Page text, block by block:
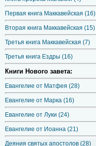
Первая книга Маккавейская (16)
Вторая книга Маккавейская (15)
Третья книга Маккавейская (7)
Третья книга Ездры (16)
Книги Нового завета:
Евангелие от Матфея (28)
Евангелие от Марка (16)
Евангелие от Луки (24)
Евангелие от Иоанна (21)
Деяния святых апостолов (28)